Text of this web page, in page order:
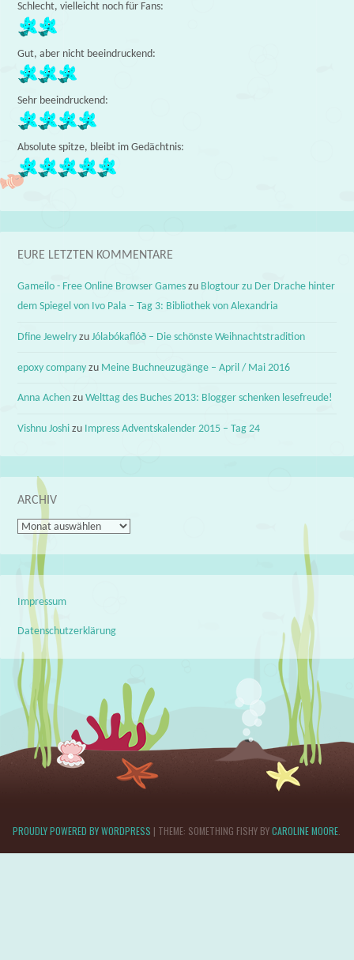
Schlecht, vielleicht noch für Fans:
Gut, aber nicht beeindruckend:
Sehr beeindruckend:
Absolute spitze, bleibt im Gedächtnis:
EURE LETZTEN KOMMENTARE
Gameilo - Free Online Browser Games zu Blogtour zu Der Drache hinter
dem Spiegel von Ivo Pala – Tag 3: Bibliothek von Alexandria
Dfine Jewelry zuJólabókaflóð – Die schönste Weihnachtstradition
epoxy company zu Meine Buchneuzugänge – April / Mai 2016
Anna Achen zuWelttag des Buches 2013: Blogger schenken lesefreude!
Vishnu Joshi zu Impress Adventskalender 2015 – Tag 24
ARCHIV
Archiv
Impressum
Datenschutzerklärung
PROUDLY POWERED BY WORDPRESS | THEME: SOMETHING FISHY BYCAROLINE MOORE